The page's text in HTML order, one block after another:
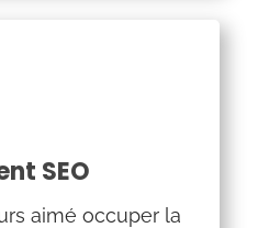
SEO
aimé occuper la